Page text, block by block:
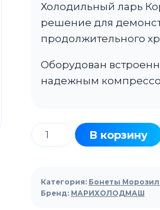
Холодильный ларь
решение для
продолжительного
Оборудован
надежным
Количество
товара
бонета
холодильный
В корзину
Категория: Бонеты
Бренд: МАРИХОЛОДМАШ